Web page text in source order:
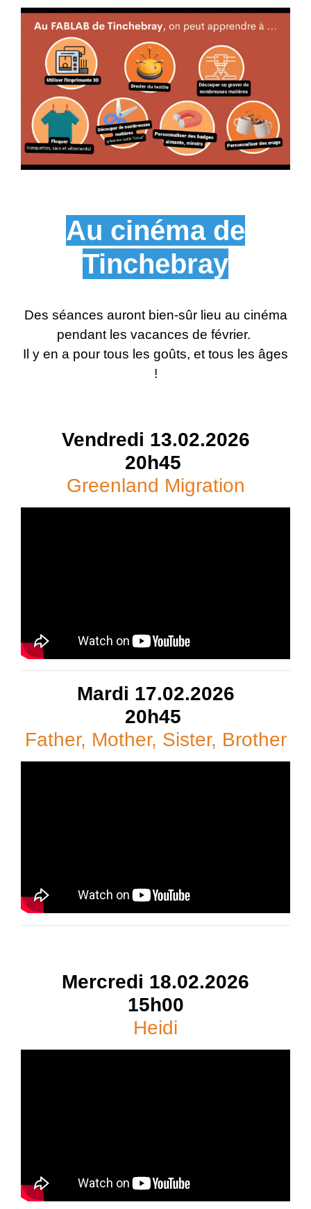
Au cinéma de
Tinchebray
Des séances auront bien-sûr lieu au cinéma
pendant les vacances de février.
Il y en a pour tous les goûts, et tous les âges
!
Vendredi 13.02.2026
20h45
Greenland Migration
Mardi 17.02.2026
20h45
Father, Mother, Sister, Brother
Mercredi 18.02.2026
15h00
Heidi